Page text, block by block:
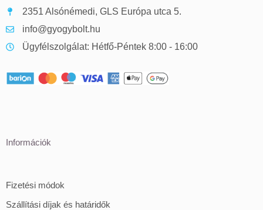
2351 Alsónémedi, GLS Európa utca 5.
info@gyogybolt.hu
Ügyfélszolgálat: Hétfő-Péntek 8:00 - 16:00
Információk
Fizetési módok
Szállítási díjak és határidők